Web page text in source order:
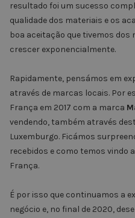
resultado foi um sucesso
qualidade dos materiais e os
boa aceitação que tivemos
crescer exponencialmente.
Rapidamente, pensámos em
através de marcas locais. Por
França em 2017 com a marca
vendendo, também através
Luxemburgo. Ficámos
recebidos e como temos vindo
França.
É por isso que continuamos a
negócio e, no final de 2020,